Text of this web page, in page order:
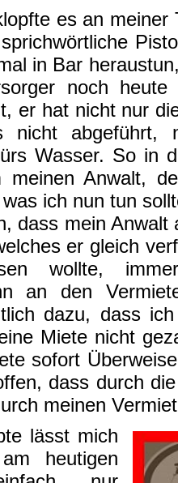
es an meiner
in Bar
noch
er hat nicht nur
nicht abgeführt,
Wasser. So in
meinen Anwalt,
ich nun tun
dass mein
er gleich
wollte,
an den
dazu, dass
Miete nicht
sofort
dass durch
meinen
lässt mich
heutigen